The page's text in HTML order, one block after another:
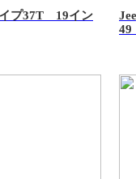
イプ37T 19イン